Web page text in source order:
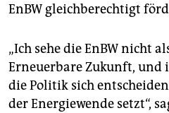
EnBW gleichberechtigt
„Ich sehe die EnBW nicht
Erneuerbare Zukunft, und
die Politik sich
der Energiewende setzt“,